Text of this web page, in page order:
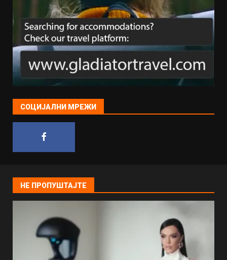
СОЦИЈАЛНИ МРЕЖИ
НЕ ПРОПУШТАЈТЕ